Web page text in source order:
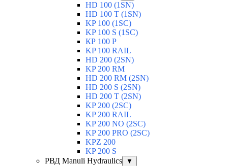
HD 100 (1SN)
HD 100 T (1SN)
KP 100 (1SC)
KP 100 S (1SC)
КР 100 Р
KP 100 RAIL
HD 200 (2SN)
KP 200 RM
HD 200 RM (2SN)
HD 200 S (2SN)
HD 200 T (2SN)
KP 200 (2SC)
KP 200 RAIL
KP 200 NO (2SC)
KP 200 PRO (2SC)
KPZ 200
KP 200 S
РВД Manuli Hydraulics
▼